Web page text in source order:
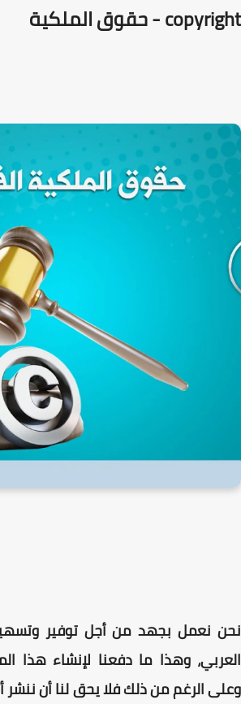
copyright - حقوق الملكية
نحن نعمل بجهد من أجل توفير
العربي، وهذا ما دفعنا لإنشاء هذا
وعلى الرغم من ذلك فلا يحق لنا أن